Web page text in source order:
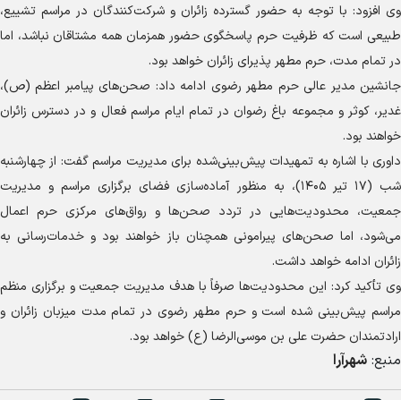
وی افزود: با توجه به حضور گسترده زائران و شرکت‌کنندگان در مراسم تشییع،
طبیعی است که ظرفیت حرم پاسخگوی حضور همزمان همه مشتاقان نباشد، اما
در تمام مدت، حرم مطهر پذیرای زائران خواهد بود.
جانشین مدیر عالی حرم مطهر رضوی ادامه داد: صحن‌های پیامبر اعظم (ص)،
غدیر، کوثر و مجموعه باغ رضوان در تمام ایام مراسم فعال و در دسترس زائران
خواهند بود.
داوری با اشاره به تمهیدات پیش‌بینی‌شده برای مدیریت مراسم گفت: از چهارشنبه
شب (۱۷ تیر ۱۴۰۵)، به منظور آماده‌سازی فضای برگزاری مراسم و مدیریت
جمعیت، محدودیت‌هایی در تردد صحن‌ها و رواق‌های مرکزی حرم اعمال
می‌شود، اما صحن‌های پیرامونی همچنان باز خواهند بود و خدمات‌رسانی به
زائران ادامه خواهد داشت.
وی تأکید کرد: این محدودیت‌ها صرفاً با هدف مدیریت جمعیت و برگزاری منظم
مراسم پیش‌بینی شده است و حرم مطهر رضوی در تمام مدت میزبان زائران و
ارادتمندان حضرت علی بن موسی‌الرضا (ع) خواهد بود.
منبع: شهرآرا